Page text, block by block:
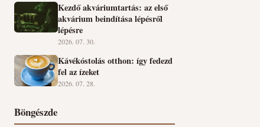
Kezdő akváriumtartás: az első
akvárium beindítása lépésről
lépésre
2026. 07. 30.
Kávékóstolás otthon: így fedezd
fel az ízeket
2026. 07. 28.
Böngészde